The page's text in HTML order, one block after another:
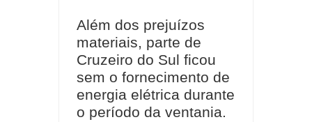
Além dos prejuízos
materiais, parte de
Cruzeiro do Sul ficou
sem o fornecimento de
energia elétrica durante
o período da ventania.